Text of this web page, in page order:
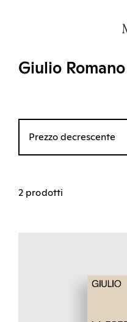
Giulio Romano
Prezzo decrescente
2 prodotti